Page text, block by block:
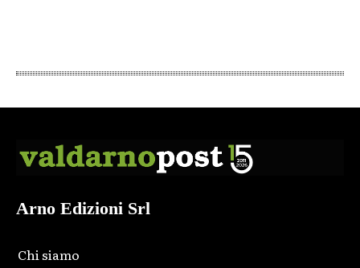
Arno Edizioni Srl
Chi siamo